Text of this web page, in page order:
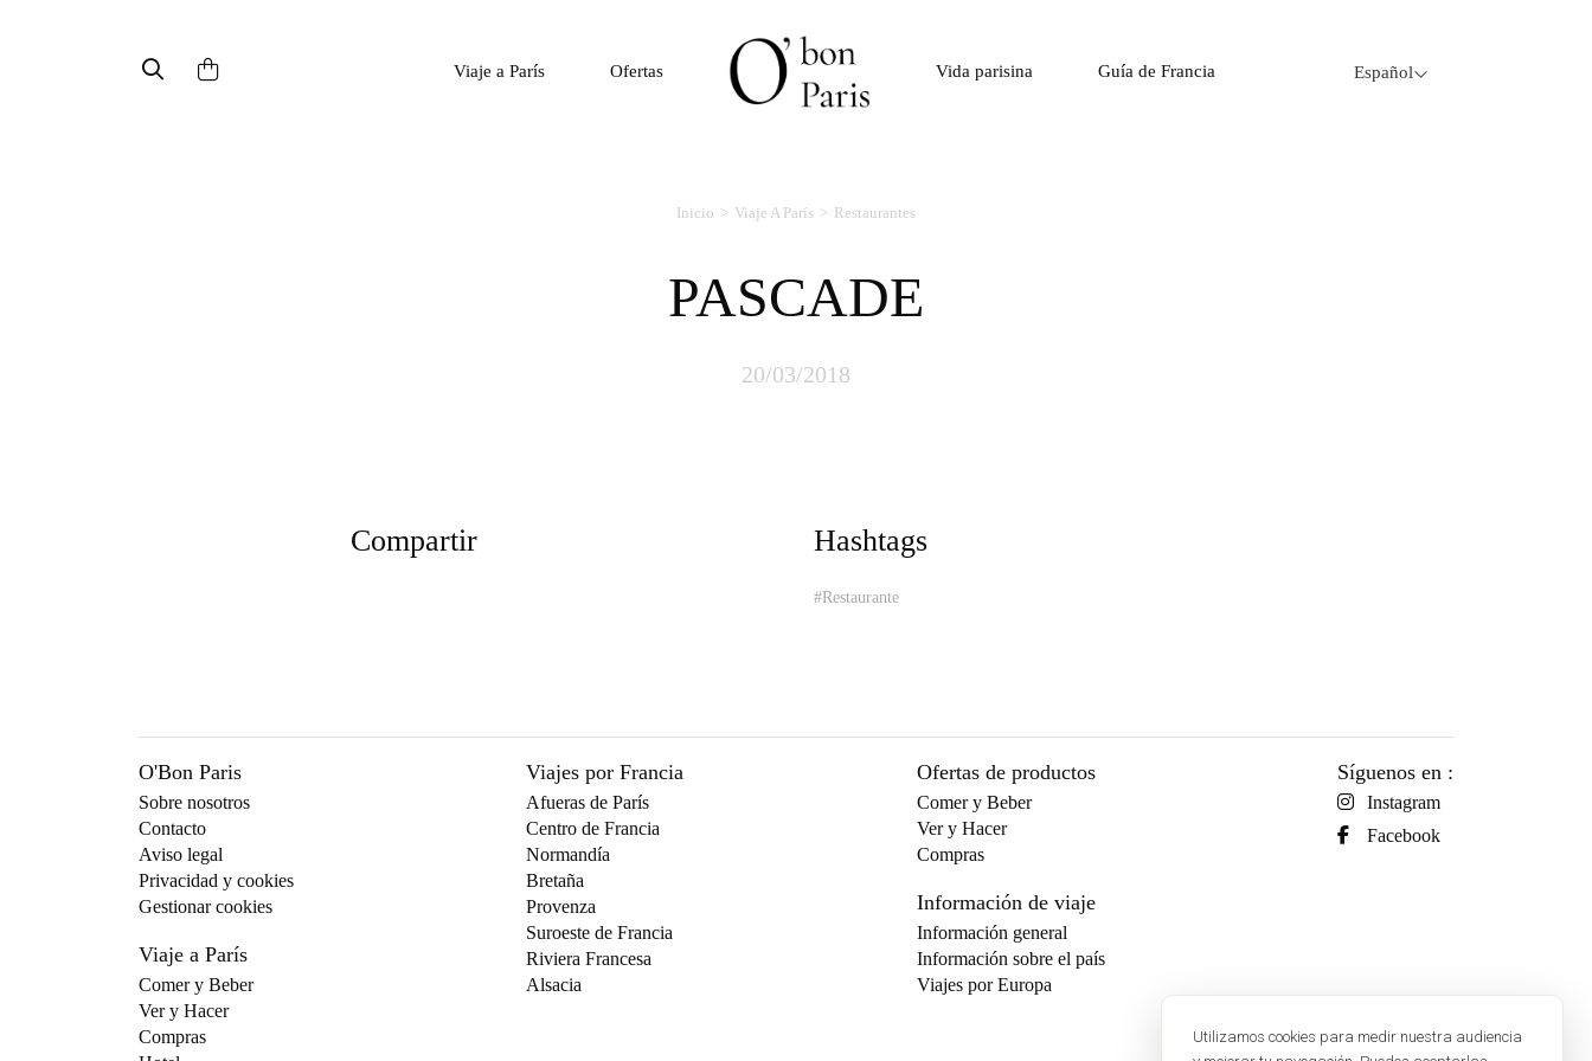
Utilizamos cookies para medir nuestra audiencia
Viaje a París Ofertas Vida parisina Guía de Francia Español
Inicio Viaje A París Restaurantes
PASCADE
20/03/2018
Compartir Hashtags
#Restaurante
O'Bon Paris
Sobre nosotros
Contacto
Aviso legal
Privacidad y cookies
Gestionar cookies
Viaje a París
Comer y Beber
Ver y Hacer
Compras
Viajes por Francia
Afueras de París
Centro de Francia
Normandía
Bretaña
Provenza
Suroeste de Francia
Riviera Francesa
Alsacia
Ofertas de productos
Comer y Beber
Ver y Hacer
Compras
Información de viaje
Información general
Información sobre el país
Viajes por Europa
Síguenos en :
Instagram
Facebook